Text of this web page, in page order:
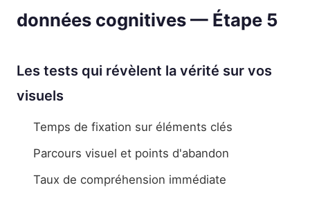
données cognitives — Étape 5
Les tests qui révèlent la vérité sur vos
visuels
Temps de fixation sur éléments clés
Parcours visuel et points d'abandon
Taux de compréhension immédiate